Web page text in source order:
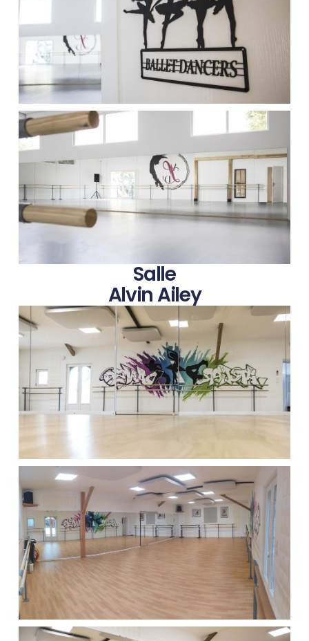
Salle
Alvin Ailey